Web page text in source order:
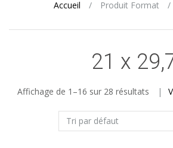
Accueil / Produit Format /
21 x
Affichage de 1–16 sur 28 résultats